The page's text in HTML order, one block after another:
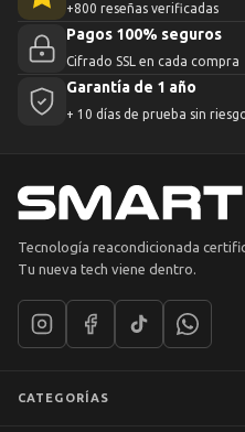
+800 reseñas verificadas
Pagos 100% seguros
Cifrado SSL en cada compra
Garantía de 1 año
+ 10 días de prueba sin
Tecnología reacondicionada
Tu nueva tech viene dentro.
CATEGORÍAS